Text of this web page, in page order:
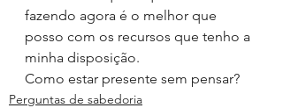
fazendo agora é o melhor que
posso com os recursos que tenho a
minha disposição.
Como estar presente sem pensar?
Perguntas de sabedoria